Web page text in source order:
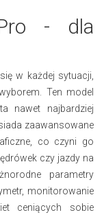
- dla
w każdej sytuacji,
Ten model
nawet najbardziej
zaawansowane
co czyni go
czy jazdy na
parametry
monitorowanie
ceniących sobie